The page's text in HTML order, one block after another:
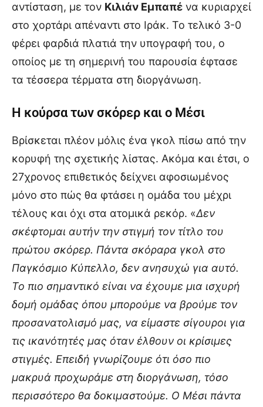
αντίσταση, με τον Κιλιάν Εμπαπέ να κυριαρχεί
στο χορτάρι απέναντι στο Ιράκ. Το τελικό 3-0
φέρει φαρδιά πλατιά την υπογραφή του, ο
οποίος με τη σημερινή του παρουσία έφτασε
τα τέσσερα τέρματα στη διοργάνωση.
Η κούρσα των σκόρερ και ο Μέσι
Βρίσκεται πλέον μόλις ένα γκολ πίσω από την
κορυφή της σχετικής λίστας. Ακόμα και έτσι, ο
27χρονος επιθετικός δείχνει αφοσιωμένος
μόνο στο πώς θα φτάσει η ομάδα του μέχρι
τέλους και όχι στα ατομικά ρεκόρ. «Δεν
σκέφτομαι αυτήν την στιγμή τον τίτλο του
πρώτου σκόρερ. Πάντα σκόραρα γκολ στο
Παγκόσμιο Κύπελλο, δεν ανησυχώ για αυτό.
Το πιο σημαντικό είναι να έχουμε μια ισχυρή
δομή ομάδας όπου μπορούμε να βρούμε τον
προσανατολισμό μας, να είμαστε σίγουροι για
τις ικανότητές μας όταν έλθουν οι κρίσιμες
στιγμές. Επειδή γνωρίζουμε ότι όσο πιο
μακρυά προχωράμε στη διοργάνωση, τόσο
περισσότερο θα δοκιμαστούμε. Ο Μέσι πάντα